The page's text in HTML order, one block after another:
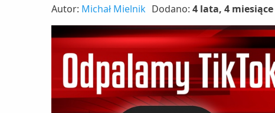
Autor: Michał Mielnik Dodano: 4 lata, 4 miesiące